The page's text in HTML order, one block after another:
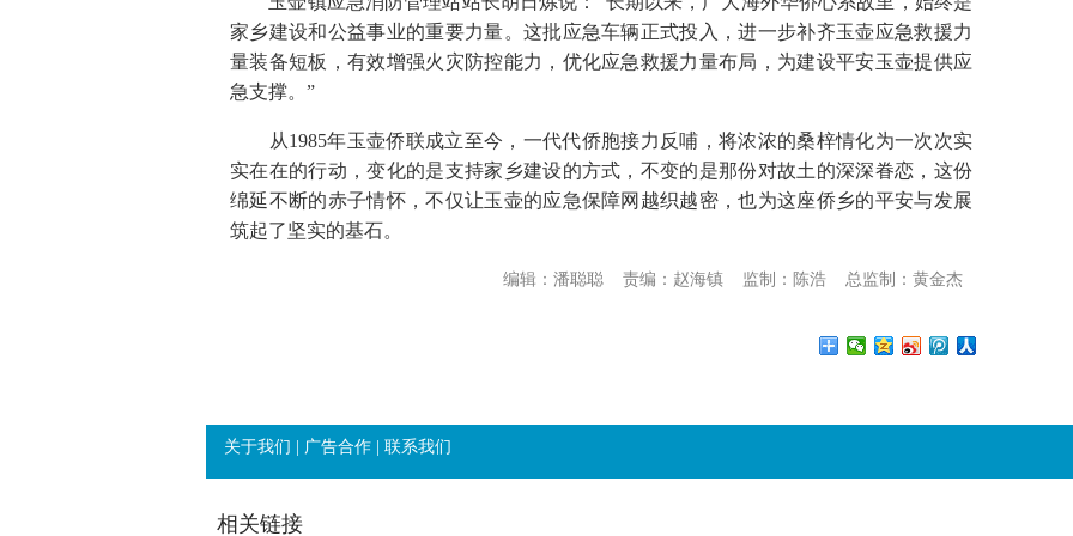
家乡建设和公益事业的重要力量。这批应急车辆正式投入，进一步补齐玉壶应急救援力
量装备短板，有效增强火灾防控能力，优化应急救援力量布局，为建设平安玉壶提供应
急支撑。”
从1985年玉壶侨联成立至今，一代代侨胞接力反哺，将浓浓的桑梓情化为一次次实
实在在的行动，变化的是支持家乡建设的方式，不变的是那份对故土的深深眷恋，这份
绵延不断的赤子情怀，不仅让玉壶的应急保障网越织越密，也为这座侨乡的平安与发展
筑起了坚实的基石。
总监制：黄金杰
监制：陈浩
责编：赵海镇
编辑：潘聪聪
关于我们 广告合作 联系我们
相关链接